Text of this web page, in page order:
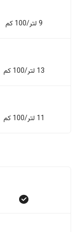
9 لتر/100 كم
13 لتر/100 كم
11 لتر/100 كم